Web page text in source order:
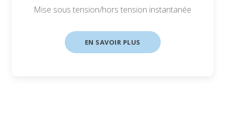
Mise sous tension/hors tension instantanée
EN SAVOIR PLUS